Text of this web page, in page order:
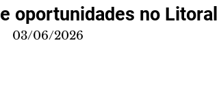
e oportunidades no Litoral
03/06/2026